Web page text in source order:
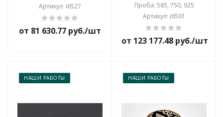
Артикул: i6527
от 81 630.77 руб./шт
Проба: 585, 750, 925
Артикул: i6501
от 123 177.48 руб./шт
НАШИ РАБОТЫ НАШИ РАБОТЫ